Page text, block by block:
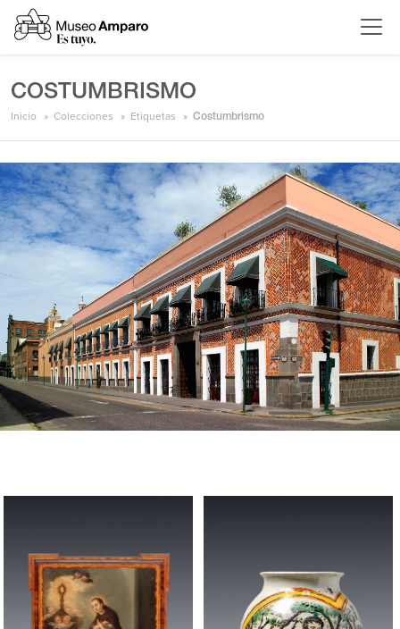
COSTUMBRISMO
Inicio Colecciones Etiquetas Costumbrismo